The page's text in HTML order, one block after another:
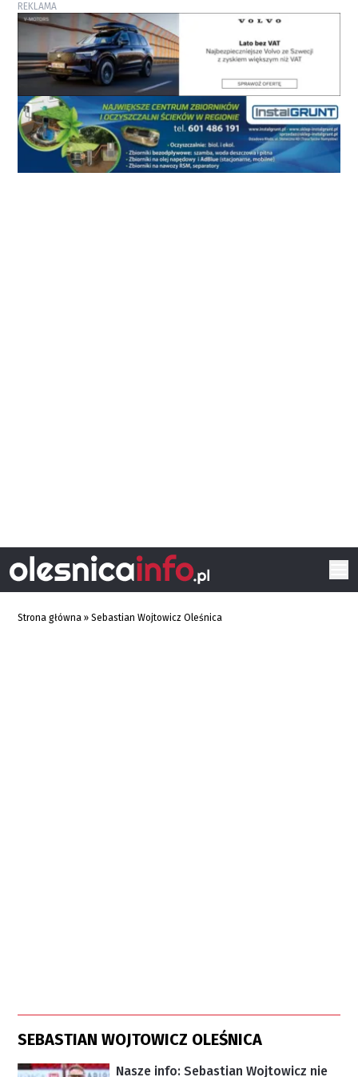
REKLAMA
Strona główna »Sebastian Wojtowicz Oleśnica
SEBASTIAN WOJTOWICZ OLEŚNICA
Nasze info: Sebastian Wojtowicz nie